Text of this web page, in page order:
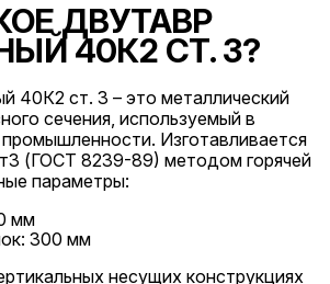
ДВУТАВР
40К2 СТ. 3?
40К2 ст. 3 – это металлический
сечения, используемый в
Изготавливается
(ГОСТ 8239-89) методом горячей
параметры:
мм
300 мм
несущих конструкциях